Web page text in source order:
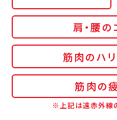
肩・腰の
筋肉のハ
筋肉の
※上記は遠赤外線